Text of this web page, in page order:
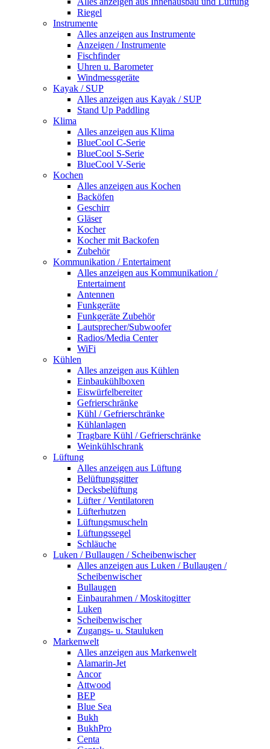
Riegel
Instrumente
Alles anzeigen aus Instrumente
Anzeigen / Instrumente
Fischfinder
Uhren u. Barometer
Windmessgeräte
Kayak / SUP
Alles anzeigen aus Kayak / SUP
Stand Up Paddling
Klima
Alles anzeigen aus Klima
BlueCool C-Serie
BlueCool S-Serie
BlueCool V-Serie
Kochen
Alles anzeigen aus Kochen
Backöfen
Geschirr
Gläser
Kocher
Kocher mit Backofen
Zubehör
Kommunikation / Entertaiment
Alles anzeigen aus Kommunikation /
Entertaiment
Antennen
Funkgeräte
Funkgeräte Zubehör
Lautsprecher/Subwoofer
Radios/Media Center
WiFi
Kühlen
Alles anzeigen aus Kühlen
Einbaukühlboxen
Eiswürfelbereiter
Gefrierschränke
Kühl / Gefrierschränke
Kühlanlagen
Tragbare Kühl / Gefrierschränke
Weinkühlschrank
Lüftung
Alles anzeigen aus Lüftung
Belüftungsgitter
Decksbelüftung
Lüfter / Ventilatoren
Lüfterhutzen
Lüftungsmuscheln
Lüftungssegel
Schläuche
Luken / Bullaugen / Scheibenwischer
Alles anzeigen aus Luken / Bullaugen /
Scheibenwischer
Bullaugen
Einbaurahmen / Moskitogitter
Luken
Scheibenwischer
Zugangs- u. Stauluken
Markenwelt
Alles anzeigen aus Markenwelt
Alamarin-Jet
Ancor
Attwood
BEP
Blue Sea
Bukh
BukhPro
Centa